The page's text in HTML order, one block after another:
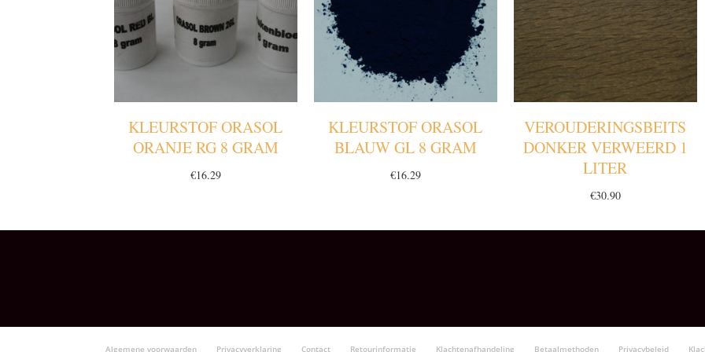
KLEURSTOF ORASOL
ORANJE RG 8 GRAM
€16.29
KLEURSTOF ORASOL
BLAUW GL 8 GRAM
€16.29
VEROUDERINGSBEITS
DONKER VERWEERD 1
LITER
€30.90
Algemene voorwaarden Privacyverklaring Contact Retourinformatie Klachtenafhandeling Betaalmethoden Privacybeleid